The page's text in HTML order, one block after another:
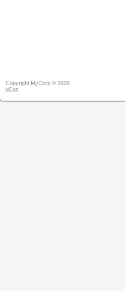
Copyright MyCorp © 2026
uCoz